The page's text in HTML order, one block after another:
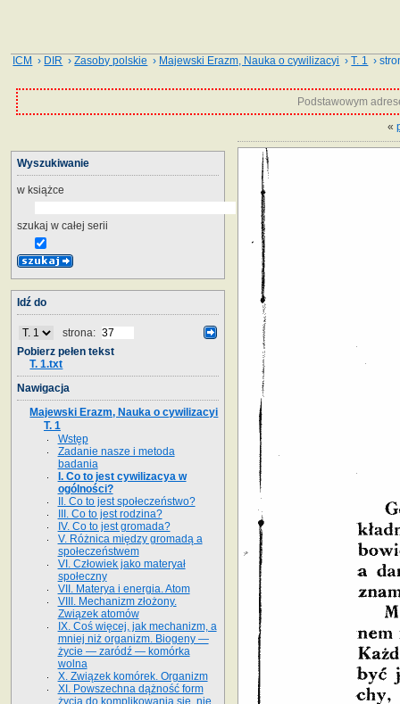
ICM › DIR ›Zasoby polskie › Majewski Erazm, Nauka o cywilizacyi ›T. 1 ›
Podstawowym
«
Wyszukiwanie
w książce
szukaj w całej serii
Idź do
strona:
Pobierz pełen tekst
T. 1.txt
Nawigacja
Majewski Erazm, Nauka o cywilizacyi
T. 1
Wstęp
Zadanie nasze i metoda
badania
I. Co to jest cywilizacya w
ogólności?
II. Co to jest społeczeństwo?
III. Co to jest rodzina?
IV. Co to jest gromada?
V. Różnica między gromadą a
społeczeństwem
VI. Człowiek jako materyał
społeczny
VII. Materya i energia. Atom
VIII. Mechanizm złożony.
Związek atomów
IX. Coś więcej, jak mechanizm, a
mniej niż organizm. Biogeny —
życie — zaródź — komórka
wolna
X. Związek komórek. Organizm
XI. Powszechna dążność form
życia do komplikowania się, nie